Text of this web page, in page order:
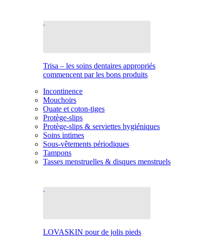
Trisa – les soins dentaires appropriés
commencent par les bons produits
Incontinence
Mouchoirs
Ouate et coton-tiges
Protège-slips
Protège-slips & serviettes hygiéniques
Soins intimes
Sous-vêtements périodiques
Tampons
Tasses menstruelles & disques menstruels
LOVASKIN pour de jolis pieds